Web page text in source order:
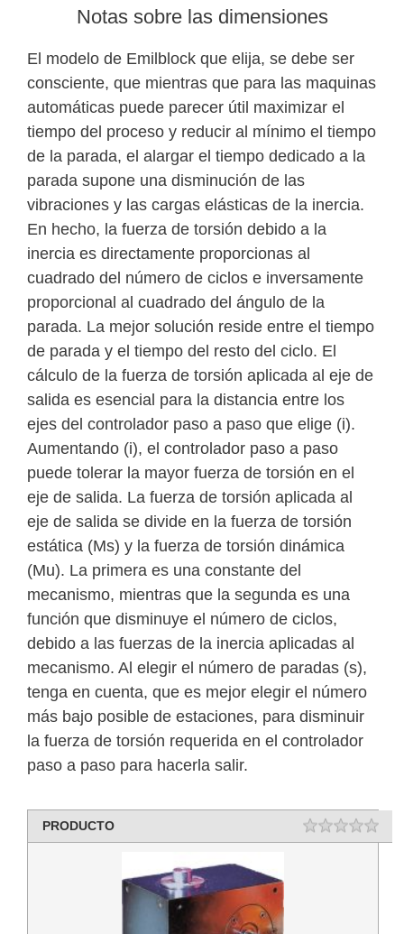
Notas sobre las dimensiones
El modelo de Emilblock que elija, se debe ser
consciente, que mientras que para las maquinas
automáticas puede parecer útil maximizar el
tiempo del proceso y reducir al mínimo el tiempo
de la parada, el alargar el tiempo dedicado a la
parada supone una disminución de las
vibraciones y las cargas elásticas de la inercia.
En hecho, la fuerza de torsión debido a la
inercia es directamente proporcionas al
cuadrado del número de ciclos e inversamente
proporcional al cuadrado del ángulo de la
parada. La mejor solución reside entre el tiempo
de parada y el tiempo del resto del ciclo. El
cálculo de la fuerza de torsión aplicada al eje de
salida es esencial para la distancia entre los
ejes del controlador paso a paso que elige (i).
Aumentando (i), el controlador paso a paso
puede tolerar la mayor fuerza de torsión en el
eje de salida. La fuerza de torsión aplicada al
eje de salida se divide en la fuerza de torsión
estática (Ms) y la fuerza de torsión dinámica
(Mu). La primera es una constante del
mecanismo, mientras que la segunda es una
función que disminuye el número de ciclos,
debido a las fuerzas de la inercia aplicadas al
mecanismo. Al elegir el número de paradas (s),
tenga en cuenta, que es mejor elegir el número
más bajo posible de estaciones, para disminuir
la fuerza de torsión requerida en el controlador
paso a paso para hacerla salir.
PRODUCTO